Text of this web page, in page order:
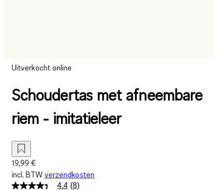
Uitverkocht online
Schoudertas met afneembare
riem - imitatieleer
19,99 €
incl. BTW verzendkosten
4.4 (8)